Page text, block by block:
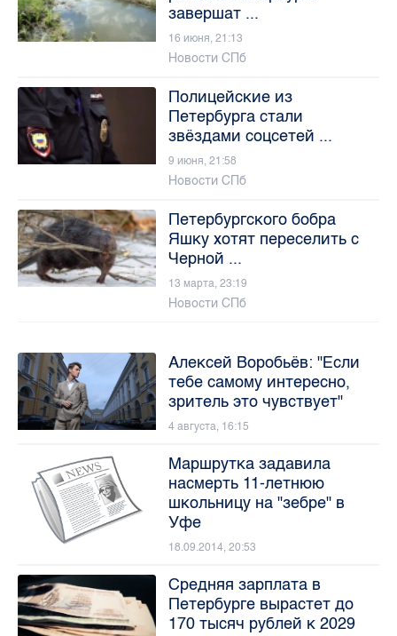
завершат ...
16 июня, 21:13
Новости СПб
Полицейские из
Петербурга стали
звёздами соцсетей ...
9 июня, 21:58
Новости СПб
Петербургского бобра
Яшку хотят переселить с
Черной ...
13 марта, 23:19
Новости СПб
Алексей Воробьёв: "Если
тебе самому интересно,
зритель это чувствует"
4 августа, 16:15
Маршрутка задавила
насмерть 11-летнюю
школьницу на "зебре" в
Уфе
18.09.2014, 20:53
Средняя зарплата в
Петербурге вырастет до
170 тысяч рублей к 2029